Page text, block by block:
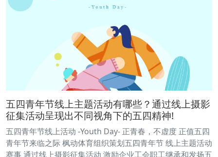
五四青年节线上主题活动有哪些？通过线上摄影
征集活动呈现出不同视角下的五四精神!
五四青年节线上活动 -Youth Day- 正青春，不虚度 正值五四
青年节来临之际 枫动体育组织策划五四青年节 线上主题活动
赛事 通过线上摄影征集活动 激励企业工会职工继承和发扬五